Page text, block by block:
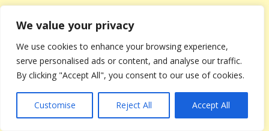
We value your privacy
We use cookies to enhance your browsing experience,
serve personalised ads or content, and analyse our traffic.
By clicking "Accept All", you consent to our use of cookies.
Customise Reject All Accept All